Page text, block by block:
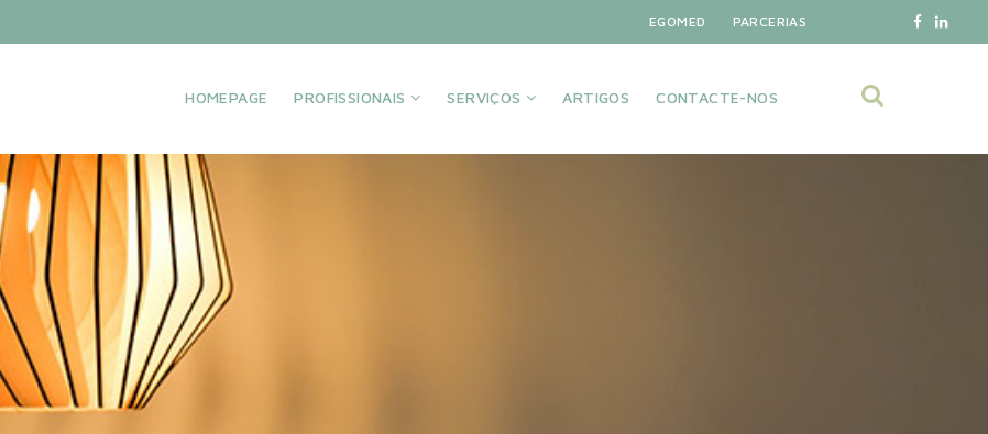
EGOMED PARCERIAS
HOMEPAGE PROFISSIONAIS SERVIÇOS ARTIGOS CONTACTE-NOS